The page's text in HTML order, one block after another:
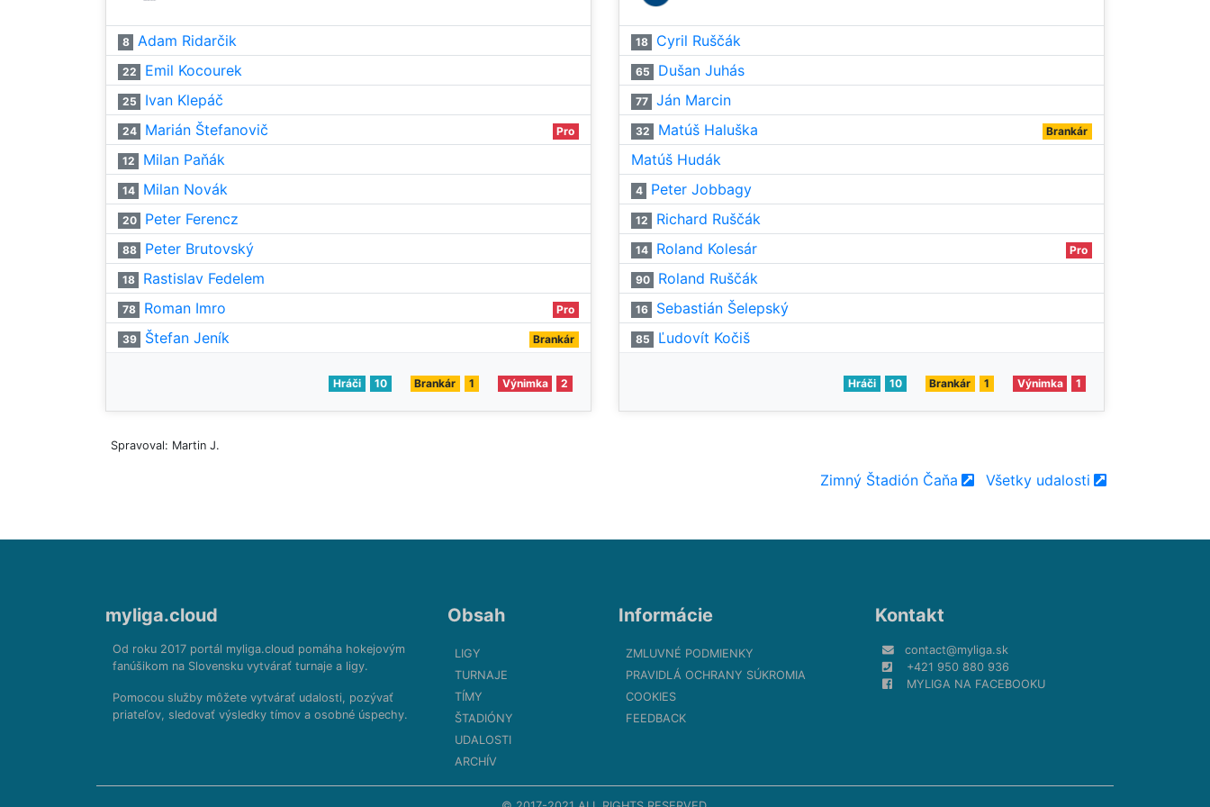
8 Adam Ridarčik
22 Emil Kocourek
25 Ivan Klepáč
24 Marián Štefanovič Pro
12 Milan Paňák
14 Milan Novák
20 Peter Ferencz
88 Peter Brutovský
18 Rastislav Fedelem
78 Roman Imro Pro
39 Štefan Jeník Brankár
Hráči 10 Brankár 1 Výnimka 2
18 Cyril Ruščák
65 Dušan Juhás
77 Ján Marcin
32 Matúš Haluška Brankár
Matúš Hudák
4 Peter Jobbagy
12 Richard Ruščák
14 Roland Kolesár Pro
90 Roland Ruščák
16 Sebastián Šelepský
85 Ľudovít Kočiš
Hráči 10 Brankár 1 Výnimka 1
Spravoval: Martin J.
Zimný Štadión Čaňa Všetky udalosti
myliga.cloud
Od roku 2017 portál myliga.cloud pomáha hokejovým
fanúšikom na Slovensku vytvárať turnaje a ligy.
Pomocou služby môžete vytvárať udalosti, pozývať
priateľov, sledovať výsledky tímov a osobné úspechy.
Obsah
LIGY
TURNAJE
TÍMY
ŠTADIÓNY
UDALOSTI
ARCHÍV
Informácie
ZMLUVNÉ PODMIENKY
PRAVIDLÁ OCHRANY SÚKROMIA
COOKIES
FEEDBACK
Kontakt
contact@myliga.sk
+421 950 880 936
MYLIGA NA FACEBOOKU